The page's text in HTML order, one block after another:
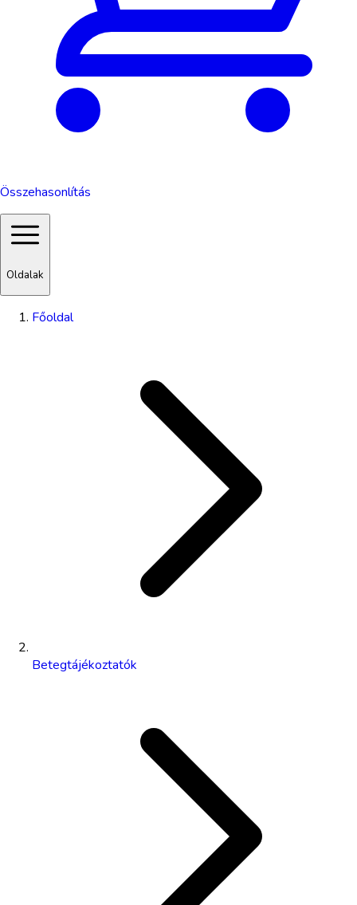
Összehasonlítás
Oldalak
Főoldal
Betegtájékoztatók